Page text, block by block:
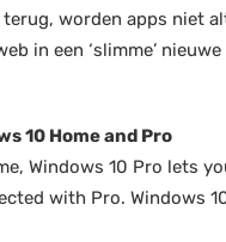
worden apps niet
in een ‘slimme’
10 Home and Pro
Windows 10 Pro lets
with Pro. Windows